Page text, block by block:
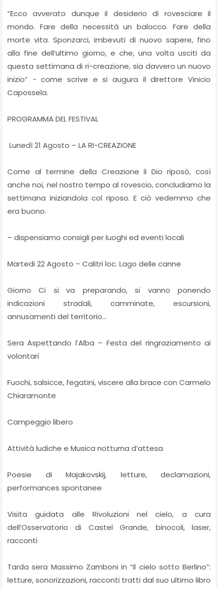
“Ecco avverato dunque il desiderio di rovesciare il
mondo. Fare della necessità un balocco. Fare della
morte vita. Sponzarci, imbevuti di nuovo sapere, fino
alla fine dell’ultimo giorno, e che, una volta usciti da
questa settimana di ri-creazione, sia davvero un nuovo
inizio” - come scrive e si augura il direttore Vinicio
Capossela.
PROGRAMMA DEL FESTIVAL
Lunedì 21 Agosto – LA RI-CREAZIONE
Come al termine della Creazione il Dio riposò, così
anche noi, nel nostro tempo al rovescio, concludiamo la
settimana iniziandola col riposo. E ciò vedemmo che
era buono.
– dispensiamo consigli per luoghi ed eventi locali
Martedi 22 Agosto – Calitri loc. Lago delle canne
Giorno Ci si va preparando, si vanno ponendo
indicazioni stradali, camminate, escursioni,
annusamenti del territorio…
Sera Aspettando l’Alba – Festa del ringraziamento ai
volontari
Fuochi, salsicce, fegatini, viscere alla brace con Carmelo
Chiaramonte
Campeggio libero
Attività ludiche e Musica notturna d’attesa
Poesie di Majakovskij, letture, declamazioni,
performances spontanee
Visita guidata alle Rivoluzioni nel cielo, a cura
dell’Osservatorio di Castel Grande, binocoli, laser,
racconti
Tarda sera Massimo Zamboni in “Il cielo sotto Berlino”:
letture, sonorizzazioni, racconti tratti dal suo ultimo libro